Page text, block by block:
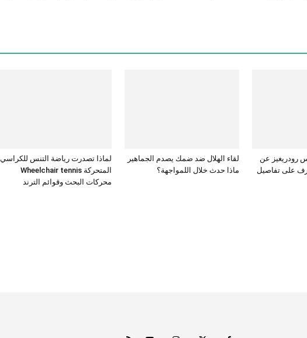
لماذا تصدرت رياضة التنس للكراسي
المتحركة Wheelchair tennis
محركات البحث وقوائم الترند
لقاء الهلال ضد ضمك يصدم الجماهير
ماذا حدث خلال اللمواجهة؟
رودريغيز عن
على تفاصيل